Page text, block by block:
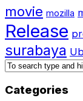
movie mozilla
Release
surabaya
Categories